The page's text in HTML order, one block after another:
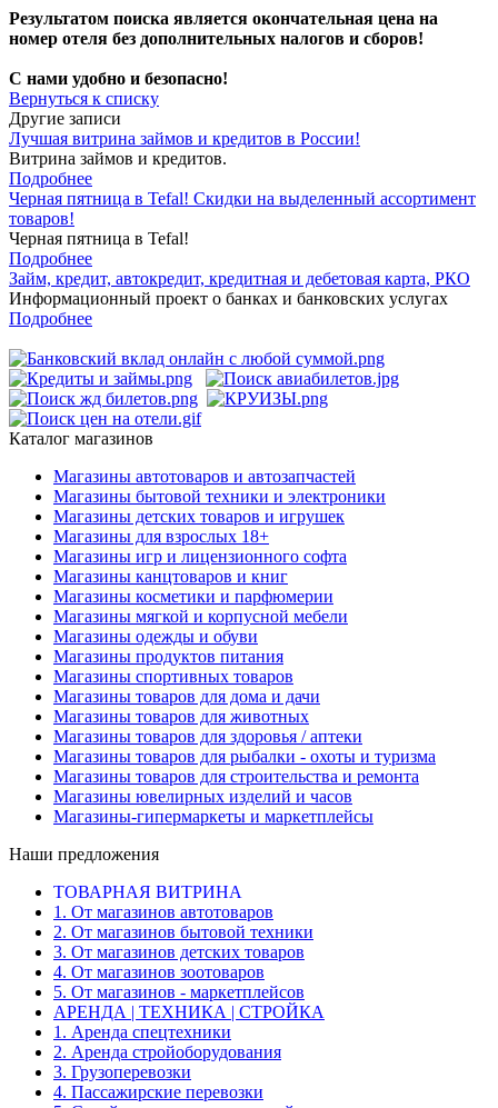
Результатом поиска является окончательная цена на
номер отеля без дополнительных налогов и сборов!
С нами удобно и безопасно!
Вернуться к списку
Другие записи
Лучшая витрина займов и кредитов в России!
Витрина займов и кредитов.
Подробнее
Черная пятница в Tefal! Скидки на выделенный ассортимент
товаров!
Черная пятница в Tefal!
Подробнее
Займ, кредит, автокредит, кредитная и дебетовая карта, РКО
Информационный проект о банках и банковских услугах
Подробнее
Каталог магазинов
Магазины автотоваров и автозапчастей
Магазины бытовой техники и электроники
Магазины детских товаров и игрушек
Магазины для взрослых 18+
Магазины игр и лицензионного софта
Магазины канцтоваров и книг
Магазины косметики и парфюмерии
Магазины мягкой и корпусной мебели
Магазины одежды и обуви
Магазины продуктов питания
Магазины спортивных товаров
Магазины товаров для дома и дачи
Магазины товаров для животных
Магазины товаров для здоровья / аптеки
Магазины товаров для рыбалки - охоты и туризма
Магазины товаров для строительства и ремонта
Магазины ювелирных изделий и часов
Магазины-гипермаркеты и маркетплейсы
Наши предложения
ТОВАРНАЯ ВИТРИНА
1. От магазинов автотоваров
2. От магазинов бытовой техники
3. От магазинов детских товаров
4. От магазинов зоотоваров
5. От магазинов - маркетплейсов
АРЕНДА | ТЕХНИКА | СТРОЙКА
1. Аренда спецтехники
2. Аренда стройоборудования
3. Грузоперевозки
4. Пассажирские перевозки